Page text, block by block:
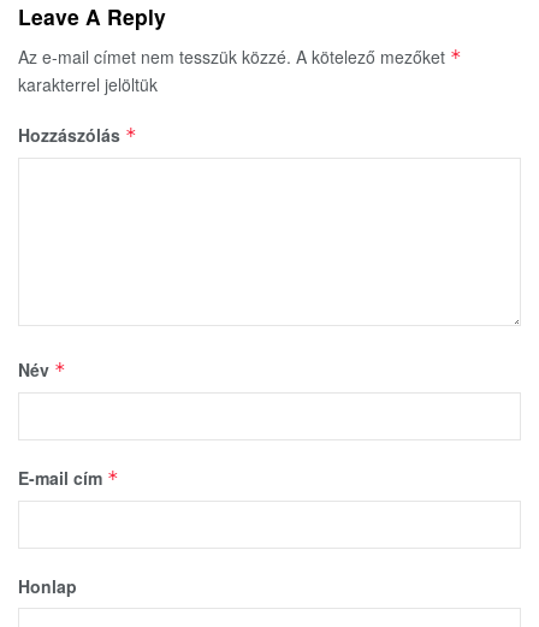
Leave A Reply
Az e-mail címet nem tesszük közzé. A kötelező mezőket *
karakterrel jelöltük
Hozzászólás *
Név *
E-mail cím *
Honlap